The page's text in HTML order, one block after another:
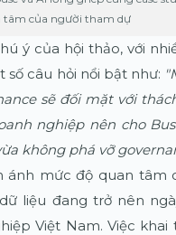
tâm của người tham dự
ý của hội thảo, với
câu hỏi nổi bật như:
sẽ đối mặt với
nghiệp nên cho
không phá vỡ
ánh mức độ quan tâm
liệu đang trở nên
Việt Nam. Việc